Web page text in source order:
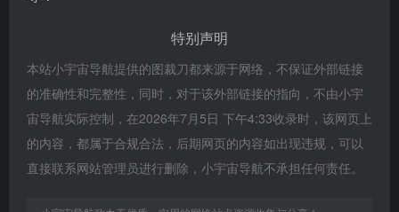
特别声明
本站小宇宙导航提供的图裁刀都来源于网络，不保证外部链接
的准确性和完整性，同时，对于该外部链接的指向，不由小宇
宙导航实际控制，在2026年7月5日 下午4:33收录时，该网页上
的内容，都属于合规合法，后期网页的内容如出现违规，可以
直接联系网站管理员进行删除，小宇宙导航不承担任何责任。